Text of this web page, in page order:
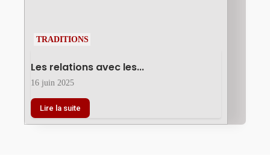
TRADITIONS
Les relations avec les...
16 juin 2025
Lire la suite